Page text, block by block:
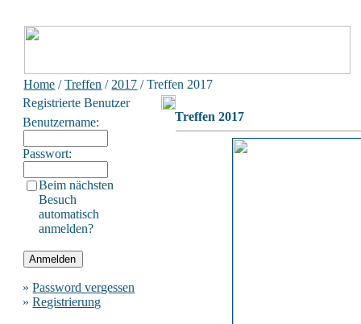
Home /Treffen / 2017 / Treffen 2017
Registrierte Benutzer
Benutzername:
Passwort:
Beim nächsten
Besuch
automatisch
anmelden?
»Password vergessen
»Registrierung
Treffen 2017